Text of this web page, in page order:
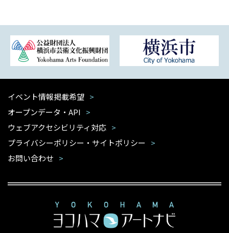
イベント情報掲載希望
オープンデータ・API
ウェブアクセシビリティ対応
プライバシーポリシー・サイトポリシー
お問い合わせ